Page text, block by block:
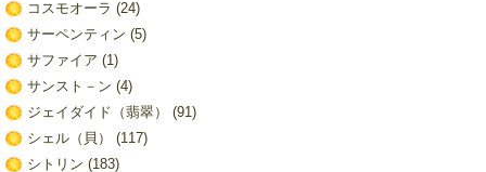
コスモオーラ (24)
サーペンティン (5)
サファイア (1)
サンスト－ン (4)
ジェイダイド（翡翠）
(91)
シェル（貝）
(117)
シトリン (183)